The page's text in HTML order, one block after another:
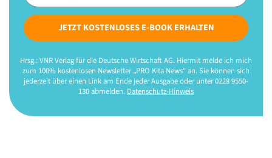
JETZT KOSTENLOSES E-BOOK ERHALTEN
Hrsg.: VNR Verlag für die Deutsche Wirtschaft AG. Hiermit melde ich mich
zum 100% kostenlosen Newsletter „PRO Kita News“ an. Sie können sich
jederzeit über einen Link am Ende jeder Ausgabe oder unter 0228 9550-
130 abmelden. Datenschutz-Hinweis